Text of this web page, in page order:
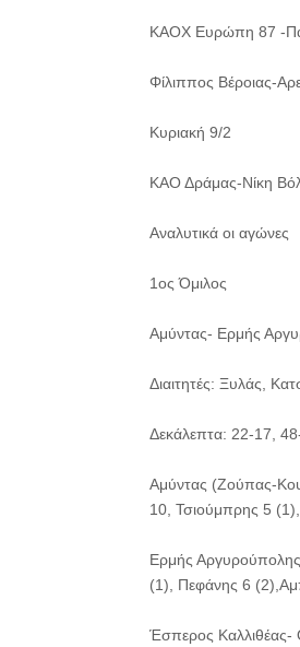
ΚΑΟΧ Ευρώπη 87 -
Φίλιππος Βέροιας-
Κυριακή 9/2
ΚΑΟ Δράμας-Νίκη
Αναλυτικά οι αγώνες
1ος Όμιλος
Αμύντας- Ερμής
Διαιτητές: Ξυλάς,
Δεκάλεπτα: 22-17,
Αμύντας (Ζούπας-
10, Τσιούμπρης 5
Ερμής
(1), Πεφάνης 6
Έσπερος